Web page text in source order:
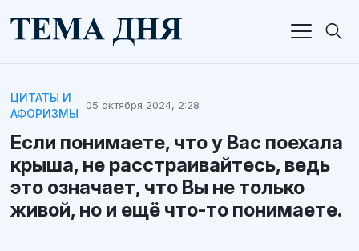
ЦИТАТЫ И
АФОРИЗМЫ
05 октября 2024, 2:28
Если понимаете, что у Вас поехала
крыша, не расстраивайтесь, ведь
это означает, что Вы не только
живой, но и ещё что-то понимаете.